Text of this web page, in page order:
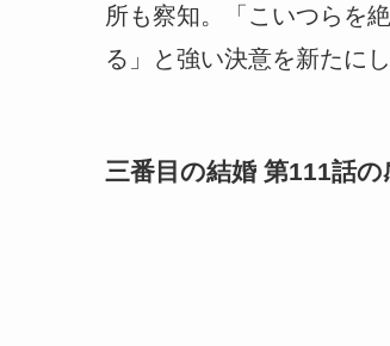
所も察知。「こいつらを
る」と強い決意を新たにし
三番目の結婚 第111話